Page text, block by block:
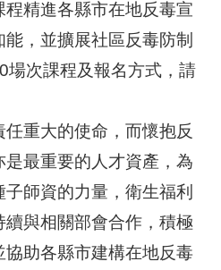
精進各縣市在地反毒宣
，並擴展社區反毒防制
場次課程及報名方式，請
重大的使命，而懷抱反
最重要的人才資產，為
師資的力量，衛生福利
與相關部會合作，積極
助各縣市建構在地反毒